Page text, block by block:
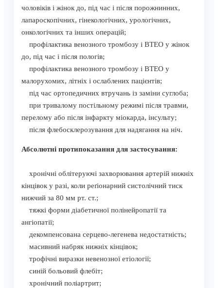
чоловіків і жінок до, під час і після порожнинних,
лапароскопічних, гінекологічних, урологічних,
онкологічних та інших операцій;
профілактика венозного тромбозу і ВТЕО у жінок
до, під час і після пологів;
профілактика венозного тромбозу і ВТЕО у
малорухомих, літніх і ослаблених пацієнтів;
під час ортопедичних втручань із заміни суглоба;
при тривалому постільному режимі після травми,
перелому або після інфаркту міокарда, інсульту;
після флебосклерозування для надягання на ніч.
Абсолютні протипоказання для застосування:
хронічні облітеруючі захворювання артерій нижніх
кінцівок у разі, коли реґіонарний систолічний тиск
нижчий за 80 мм рт. ст.;
тяжкі форми діабетичної полінейропатії та
ангіопатії;
декомпенсована серцево-легенева недостатність;
масивний набряк нижніх кінцівок;
трофічні виразки невенозної етіології;
синій больовий флебіт;
хронічний поліартрит;